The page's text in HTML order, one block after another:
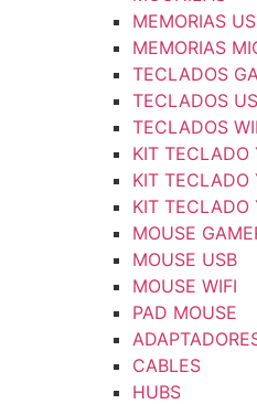
MEMORIAS
MEMORIAS
TECLADOS
TECLADOS
TECLADOS
KIT TECLADO
KIT TECLADO
KIT TECLADO
MOUSE
MOUSE USB
MOUSE WIFI
PAD MOUSE
CABLES
HUBS